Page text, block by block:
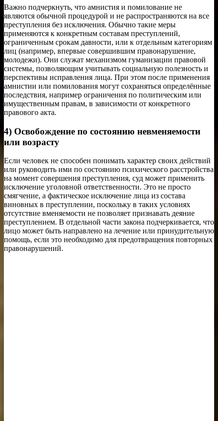
Важно подчеркнуть, что амнистия и помилование не
являются обычной процедурой и не распространяются на все
преступления без исключения. Обычно такие меры
применяются к конкретным составам преступлений,
ограниченным срокам давности, или к отдельным категориям
лиц (например, впервые совершившим правонарушение,
молодежи). Они служат механизмом гуманизации правовой
системы, позволяющим учитывать социальную полезность и
перспективы исправления лица. При этом после применения
амнистии или помилования могут сохраняться определённые
последствия, например ограничения по политическим или
имущественным правам, в зависимости от конкретного
правового акта.
4) Освобождение по состоянию невменяемости
или возрасту
Если человек не способен понимать характер своих действий
или руководить ими по состоянию психического расстройства
на момент совершения преступления, суд может применить
исключение уголовной ответственности. Это не просто
смягчение, а фактическое исключение лица из состава
виновных в преступлении, поскольку в таких условиях
отсутствие вменяемости не позволяет признавать деяние
преступлением. В отдельной части закона подчеркивается, что
лицо может быть направлено на лечение или принудительную
помощь, если это необходимо для предотвращения повторных
правонарушений.